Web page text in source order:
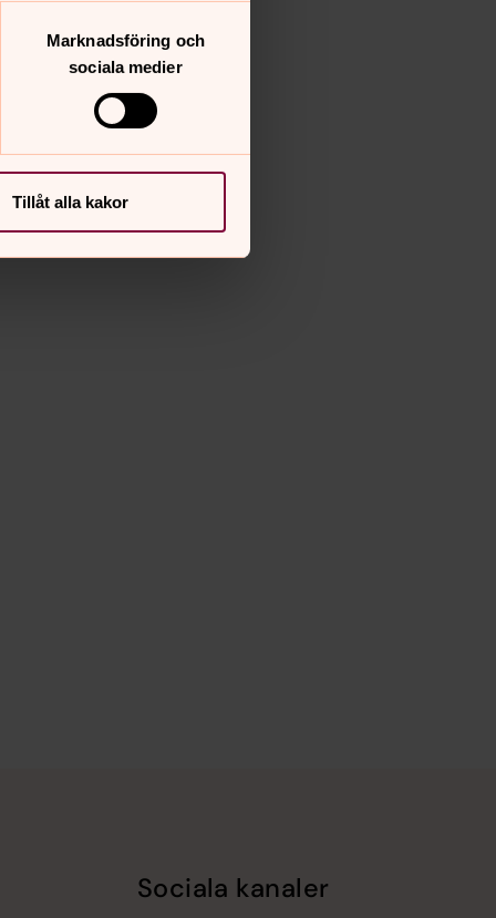
Marknadsföring och
sociala medier
Tillåt alla kakor
Sociala kanaler